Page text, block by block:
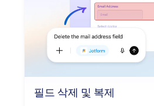
필드 삭제 및 복제